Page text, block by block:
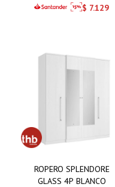
$ 7.129
ROPERO SPLENDORE
GLASS 4P BLANCO